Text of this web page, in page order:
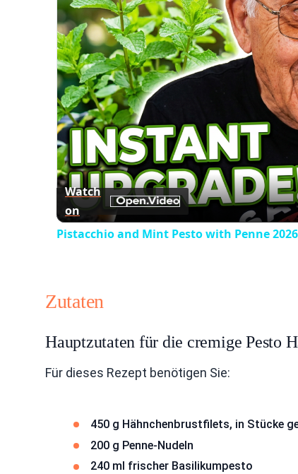
Watch
on
Pistacchio and Mint Pesto with Penne 2026
Zutaten
Hauptzutaten für die cremige Pesto
Für dieses Rezept benötigen Sie:
450 g Hähnchenbrustfilets, in Stücke
200 g Penne-Nudeln
240 ml frischer Basilikumpesto